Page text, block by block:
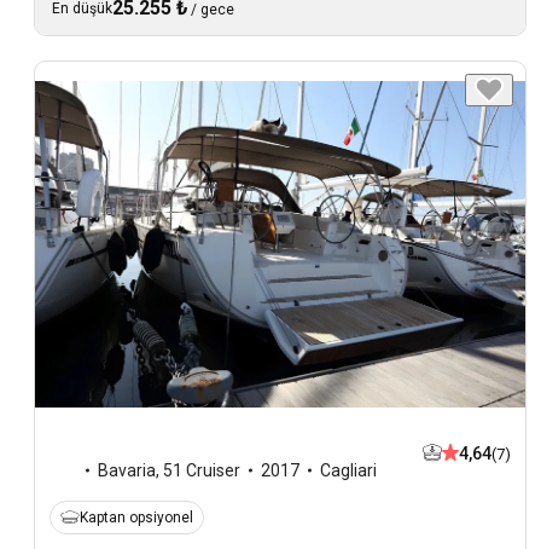
En düşük25.255 ₺ / gece
Bavaria, 51 Cruiser 2017 Cagliari
4,64(7)
Kaptan opsiyonel